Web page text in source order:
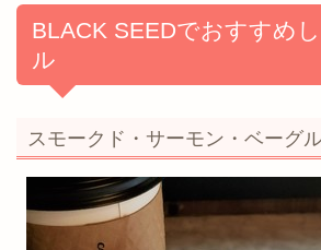
BLACK SEEDでおすすめ
ル
スモークド・サーモン・ベーグ